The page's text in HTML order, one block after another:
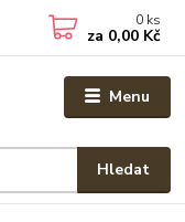
Menu
Hledat
0 ks
za 0,00 Kč